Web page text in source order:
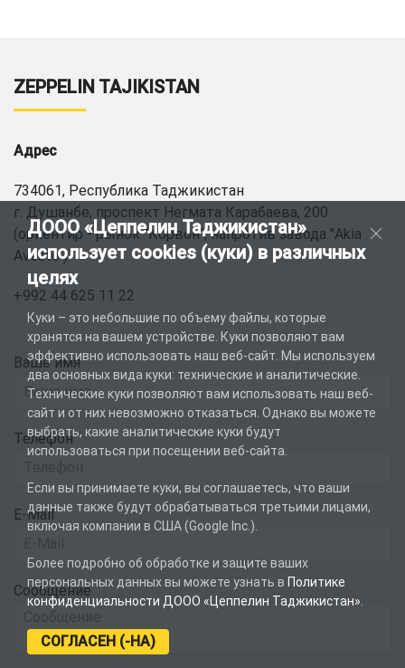
ZEPPELIN TAJIKISTAN
Адрес
734061, Республика Таджикистан
г. Душанбе, проспект Негмата Карабаева, 200
(ориентир - рынок "Корвон", напротив завода "Akia
Avesto")
+992 44 625 11 22
Ваше имя
Телефон
E-Mail
Сообщение
ДООО «Цеппелин Таджикистан»
использует cookies (куки) в различных
целях
Куки – это небольшие по объему файлы, которые
хранятся на вашем устройстве. Куки позволяют вам
эффективно использовать наш веб-сайт. Мы используем
два основных вида куки: технические и аналитические.
Технические куки позволяют вам использовать наш веб-
сайт и от них невозможно отказаться. Однако вы можете
выбрать, какие аналитические куки будут
использоваться при посещении веб-сайта.
Если вы принимаете куки, вы соглашаетесь, что ваши
данные также будут обрабатываться третьими лицами,
включая компании в США (Google Inc.).
Более подробно об обработке и защите ваших
персональных данных вы можете узнать в Политике
конфиденциальности ДООО «Цеппелин Таджикистан»
СОГЛАСЕН (-НА)